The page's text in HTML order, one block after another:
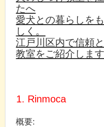
たへ
愛犬との暮らしを
しく。
江戸川区内で信頼
教室をご紹介します
1. Rinmoca
概要: